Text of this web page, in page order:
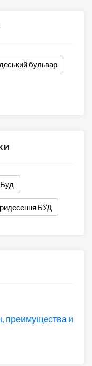
бульвар
БУД
преимущества и